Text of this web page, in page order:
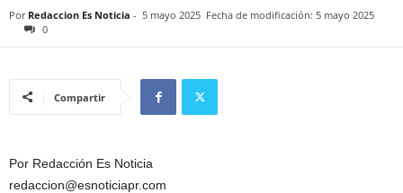
Por Redaccion Es Noticia - 5 mayo 2025 Fecha de modificación: 5 mayo 2025
0
Compartir
Por Redacción Es Noticia
redaccion@esnoticiapr.com